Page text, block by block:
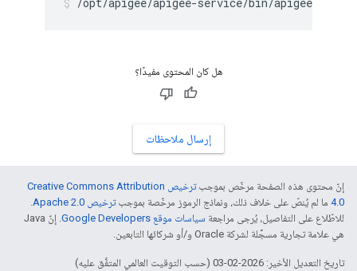
هل كان المحتوى مفيدًا؟
إرسال ملاحظات
إنّ محتوى هذه الصفحة مرخّص بموجب
ترخيص Creative Commons Attribution
4.0‏ ما لم يُنصّ على خلاف ذلك، ونماذج الرموز مرخّصة بموجبترخيص Apache 2.0‏
.
للاطّلاع على التفاصيل، يُرجى مراجعة سياسات موقع Google Developers‏
. إنّ Java
هي علامة تجارية مسجَّلة لشركة Oracle و/أو شركائها التابعين.
تاريخ التعديل الأخير: 2026-02-03 (حسب التوقيت العالمي المتفَّق عليه)